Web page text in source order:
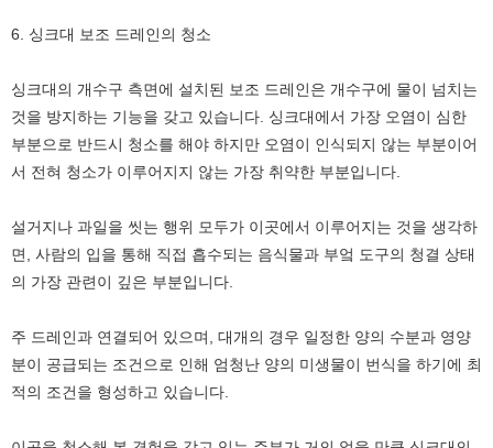
6. 싱크대 보조 드레인의 청소
싱크대의 개수구 측면에 설치된 보조 드레인은 개수구에 물이 넘치는
것을 방지하는 기능을 갖고 있습니다. 싱크대에서 가장 오염이 심한
부분으로 반드시 청소를 해야 하지만 오염이 인식되지 않는 부분이어
서 전혀 청소가 이루어지지 않는 가장 취약한 부분입니다.
설거지나 과일을 씻는 행위 모두가 이곳에서 이루어지는 것을 생각하
면, 사람의 입을 통해 직접 흡수되는 음식물과 부엌 도구의 청결 상태
의 가장 관련이 깊은 부분입니다.
주 드레인과 연결되어 있으며, 대개의 경우 일정한 양의 수분과 영양
분이 공급되는 조건으로 인해 엄청난 양의 미생물이 번식을 하기에 최
적의 조건을 형성하고 있습니다.